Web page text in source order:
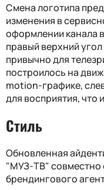
Смена логотипа
изменения в
оформлении канала
правый верхний
привычно для
построилось на
motion-графике,
для восприятия, что
Стиль
Обновленная
"МУЗ-ТВ" совместно
брендингового